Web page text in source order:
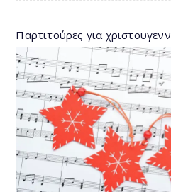
Παρτιτούρες για